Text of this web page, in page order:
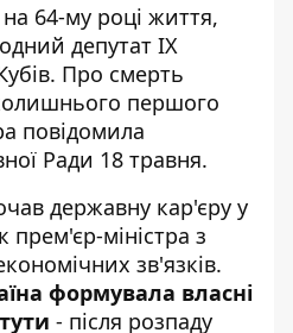
64-му році життя,
депутат IX
Про смерть
першого
повідомила
Ради 18 травня.
державну кар'єру у
прем'єр-міністра з
зв'язків.
формувала власні
- після розпаду